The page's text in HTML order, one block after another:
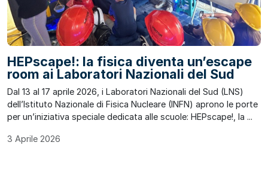
HEPscape!: la fisica diventa un’escape
room ai Laboratori Nazionali del Sud
Dal 13 al 17 aprile 2026, i Laboratori Nazionali del Sud (LNS)
dell’Istituto Nazionale di Fisica Nucleare (INFN) aprono le porte
per un’iniziativa speciale dedicata alle scuole: HEPscape!, la ...
3 Aprile 2026